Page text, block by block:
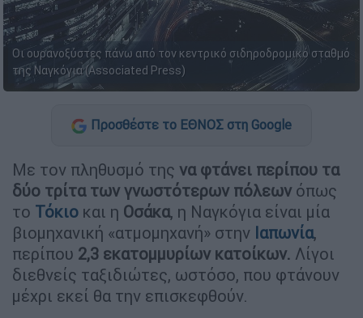
Οι ουρανοξύστες πάνω από τον κεντρικό σιδηροδρομικό σταθμό
της Ναγκόγια (Associated Press)
Προσθέστε το ΕΘΝΟΣ στη Google
Με τον πληθυσμό της να φτάνει περίπου τα
δύο τρίτα των γνωστότερων πόλεων όπως
το Τόκιο και η Οσάκα, η Ναγκόγια είναι μία
βιομηχανική «ατμομηχανή» στην Ιαπωνία,
περίπου 2,3 εκατομμυρίων κατοίκων. Λίγοι
διεθνείς ταξιδιώτες, ωστόσο, που φτάνουν
μέχρι εκεί θα την επισκεφθούν.